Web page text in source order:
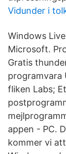
Vidunder i
Windows
Microsoft.
Gratis
programvara
fliken Labs;
appen - PC.
kommer vi